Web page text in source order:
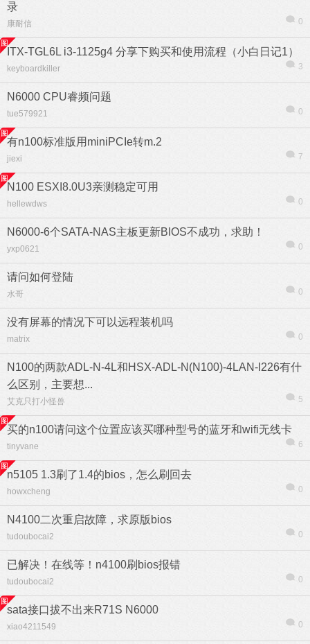
录
康耐信 0
ITX-TGL6L i3-1125g4 分享下购买和使用流程（小白日记1）
keyboardkiller 3
N6000 CPU睿频问题
tue579921 0
有n100标准版用miniPCIe转m.2
jiexi 7
N100 ESXI8.0U3亲测稳定可用
hellewdws 0
N6000-6个SATA-NAS主板更新BIOS不成功，求助！
yxp0621 0
请问如何登陆
水哥 0
没有屏幕的情况下可以远程装机吗
matrix 0
N100的两款ADL-N-4L和HSX-ADL-N(N100)-4LAN-I226有什
么区别，主要想...
艾克只打小怪兽 5
买的n100请问这个位置应该买哪种型号的蓝牙和wifi无线卡
tinyvane 6
n5105 1.3刷了1.4的bios，怎么刷回去
howxcheng 0
N4100二次重启故障，求原版bios
tudoubocai2 0
已解决！在线等！n4100刷bios报错
tudoubocai2 0
sata接口拔不出来R71S N6000
xiao4211549 0